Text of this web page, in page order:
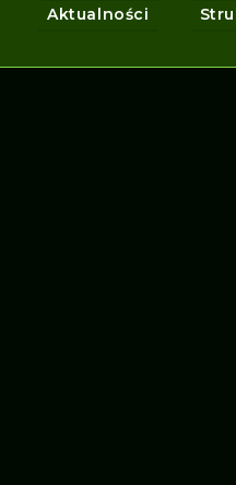
Aktualności